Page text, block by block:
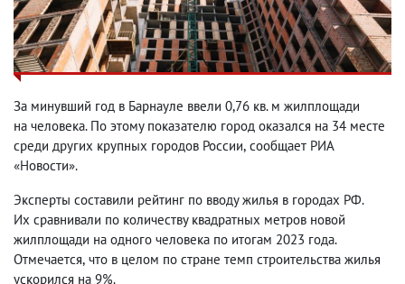
За минувший год в Барнауле ввели 0,76 кв. м жилплощади
на человека. По этому показателю город оказался на 34 месте
среди других крупных городов России, сообщает РИА
«Новости».
Эксперты составили рейтинг по вводу жилья в городах РФ.
Их сравнивали по количеству квадратных метров новой
жилплощади на одного человека по итогам 2023 года.
Отмечается, что в целом по стране темп строительства жилья
ускорился на 9%.